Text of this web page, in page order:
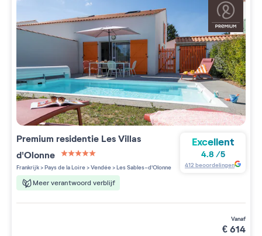
Premium residentie Les Villas
d'Olonne
5 étoiles sur 5
Frankrijk>Pays de la Loire>Vendée>Les Sables-d'Olonne
Meer verantwoord verblijf
Excellent
4.8 /5
412 beoordelingen
vanaf
€614